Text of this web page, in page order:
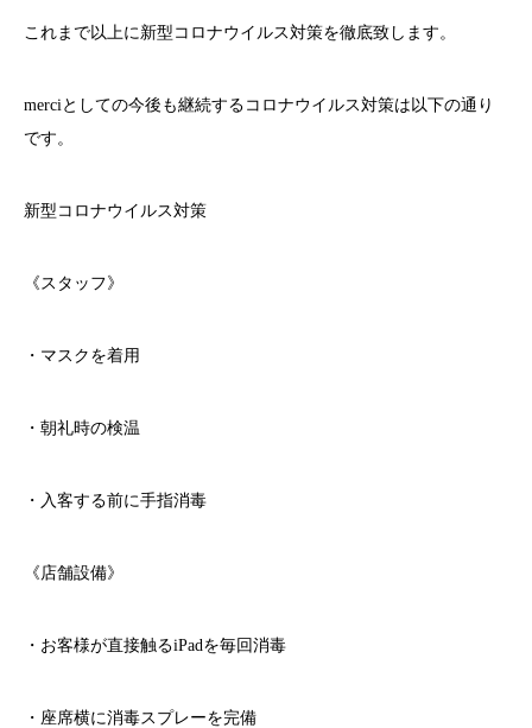
これまで以上に新型コロナウイルス対策を徹底致します。
merci としての今後も継続するコロナウイルス対策は以下の通り
です。
新型コロナウイルス対策
《スタッフ》
・マスクを着用
・朝礼時の検温
・入客する前に手指消毒
《店舗設備》
・お客様が直接触るiPad を毎回消毒
・座席横に消毒スプレーを完備